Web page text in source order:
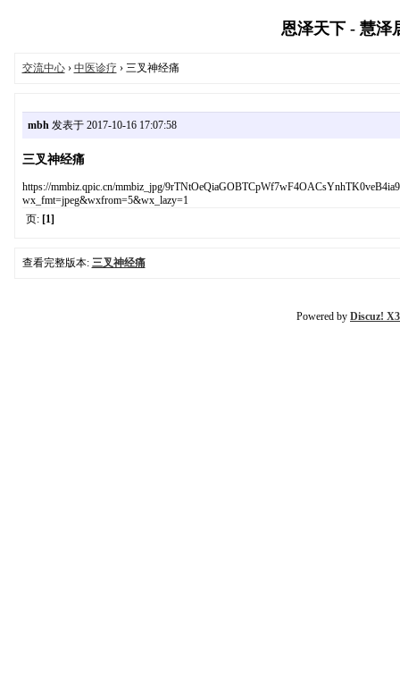
恩泽天下 - 慧泽
交流中心› 中医诊疗 › 三叉神经痛
mbh发表于 2017-10-16 17:07:58
三叉神经痛
https://mmbiz.qpic.cn/mmbiz_jpg/
wx_fmt=jpeg&wxfrom=5&wx_lazy=1
页: [1]
查看完整版本: 三叉神经痛
Powered by Discuz!